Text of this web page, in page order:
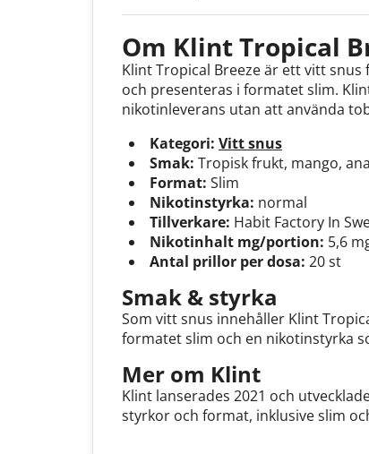
Om Klint Tropical
Klint Tropical Breeze är ett vitt
och presenteras i formatet slim.
nikotinleverans utan att använda
Kategori: Vitt snus
Smak: Tropisk frukt, mango,
Format: Slim
Nikotinstyrka: normal
Tillverkare: Habit Factory In
Nikotinhalt mg/portion: 5,6
Antal prillor per dosa: 20 st
Smak & styrka
Som vitt snus innehåller Klint
formatet slim och en nikotinstyrka
Mer om Klint
Klint lanserades 2021 och
styrkor och format, inklusive slim